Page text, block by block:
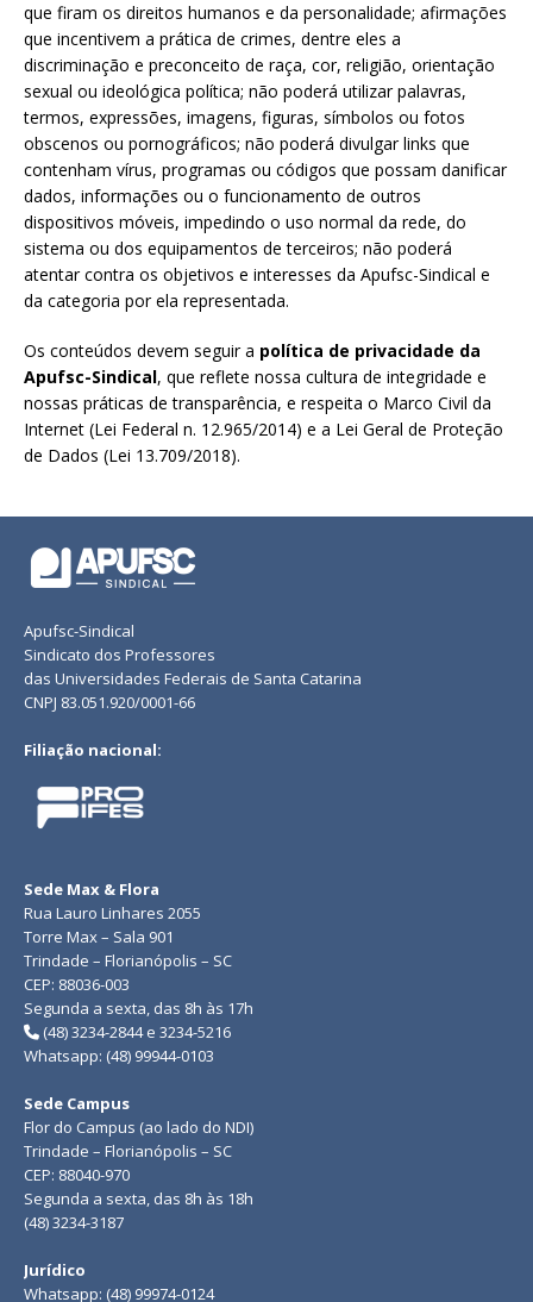
que firam os direitos humanos e da personalidade; afirmações
que incentivem a prática de crimes, dentre eles a
discriminação e preconceito de raça, cor, religião, orientação
sexual ou ideológica política; não poderá utilizar palavras,
termos, expressões, imagens, figuras, símbolos ou fotos
obscenos ou pornográficos; não poderá divulgar links que
contenham vírus, programas ou códigos que possam danificar
dados, informações ou o funcionamento de outros
dispositivos móveis, impedindo o uso normal da rede, do
sistema ou dos equipamentos de terceiros; não poderá
atentar contra os objetivos e interesses da Apufsc-Sindical e
da categoria por ela representada.
Os conteúdos devem seguir a política de privacidade da
Apufsc-Sindical, que reflete nossa cultura de integridade e
nossas práticas de transparência, e respeita o Marco Civil da
Internet (Lei Federal n. 12.965/2014) e a Lei Geral de Proteção
de Dados (Lei 13.709/2018).
Apufsc-Sindical
Sindicato dos Professores
das Universidades Federais de Santa Catarina
CNPJ 83.051.920/0001-66
Filiação nacional:
Sede Max & Flora
Rua Lauro Linhares 2055
Torre Max – Sala 901
Trindade – Florianópolis – SC
CEP: 88036-003
Segunda a sexta, das 8h às 17h
(48) 3234-2844 e 3234-5216
Whatsapp: (48) 99944-0103
Sede Campus
Flor do Campus (ao lado do NDI)
Trindade – Florianópolis – SC
CEP: 88040-970
Segunda a sexta, das 8h às 18h
(48) 3234-3187
Jurídico
Whatsapp: (48) 99974-0124